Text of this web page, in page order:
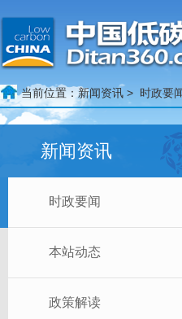
当前位置： 新闻资讯 > 时政要
新闻资讯
时政要闻
本站动态
政策解读